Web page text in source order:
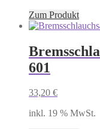
Zum Produkt
601
33,20 €
inkl. 19 % MwSt.